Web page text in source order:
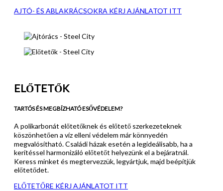
AJTÓ- ÉS ABLAKRÁCSOKRA KÉRJ AJÁNLATOT ITT
ELŐTETŐK
TARTÓS ÉS MEGBÍZHATÓ ESŐVÉDELEM?
A polikarbonát előtetőknek és előtető szerkezeteknek
köszönhetően a víz elleni védelem már könnyedén
megvalósítható. Családi házak esetén a legideálisabb, ha a
kerítéssel harmonizáló előtetőt helyezünk el a bejáratnál.
Keress minket és megtervezzük, legyártjuk, majd beépítjük
előtetődet.
ELŐTETŐRE KÉRJ AJÁNLATOT ITT